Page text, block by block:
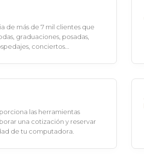
de más de 7 mil clientes que
graduaciones, posadas,
conciertos...
las herramientas
una cotización y reservar
de tu computadora.